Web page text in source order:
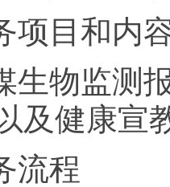
项目和内
生物监测
及健康宣
流程